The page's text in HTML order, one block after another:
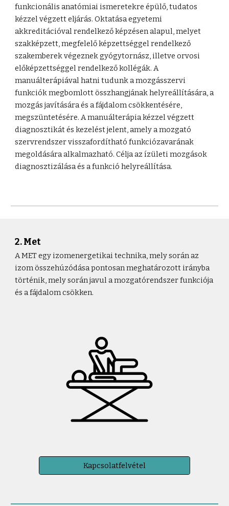
funkcionális anatómiai ismeretekre épülő, tudatos
kézzel végzett eljárás. Oktatása egyetemi
akkreditációval rendelkező képzésen alapul, melyet
szakképzett, megfelelő képzettséggel rendelkező
szakemberek végeznek gyógytornász, illetve orvosi
előképzettséggel rendelkező kollégák. A
manuálterápiával hatni tudunk a mozgásszervi
funkciók megbomlott összhangjának helyreállítására, a
mozgás javítására és a fájdalom csökkentésére,
megszüntetésére. A manuálterápia kézzel végzett
diagnosztikát és kezelést jelent, amely a mozgató
szervrendszer visszafordítható funkciózavarának
megoldására alkalmazható. Célja az ízületi mozgások
diagnosztizálása és a funkció helyreállítása.
2. Met
A MET egy izomenergetikai technika, mely során az
izom összehúzódása pontosan meghatározott irányba
történik, mely során javul a mozgatórendszer funkciója
és a fájdalom csökken.
Kapcsolatfelvétel